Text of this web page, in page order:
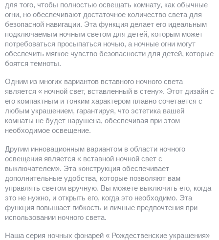
для того, чтобы полностью освещать комнату, как обычные
огни, но обеспечивают достаточное количество света для
безопасной навигации. Эта функция делает его идеальным
подключаемым ночным светом для детей, которым может
потребоваться просыпаться ночью, а ночные огни могут
обеспечить мягкое чувство безопасности для детей, которые
боятся темноты.
Одним из многих вариантов вставного ночного света
является « ночной свет, вставленный в стену». Этот дизайн с
его компактным и тонким характером плавно сочетается с
любым украшением, гарантируя, что эстетика вашей
комнаты не будет нарушена, обеспечивая при этом
необходимое освещение.
Другим инновационным вариантом в области ночного
освещения является « вставной ночной свет с
выключателем». Эта конструкция обеспечивает
дополнительные удобства, которые позволяют вам
управлять светом вручную. Вы можете выключить его, когда
это не нужно, и открыть его, когда это необходимо. Эта
функция повышает гибкость и личные предпочтения при
использовании ночного света.
Наша серия ночных фонарей « Рождественские украшения»